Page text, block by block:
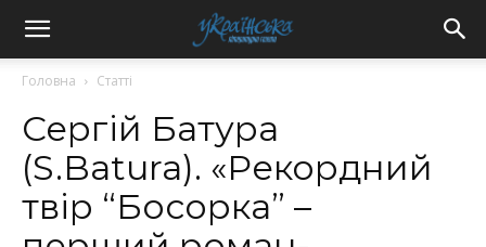
Головна Статті
Сергій Батура
(S.Batura). «Рекордний
твір “Босорка” –